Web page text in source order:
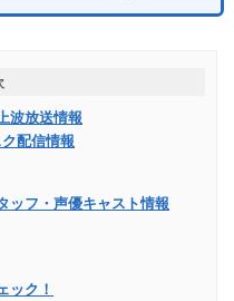
波放送情報
配信情報
ッフ・声優キャスト情報
ック！